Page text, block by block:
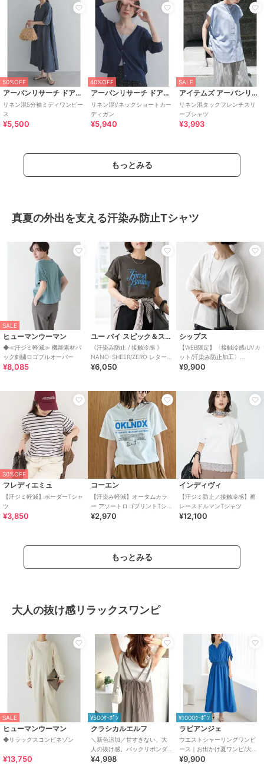
50%OFF
アーバンリサーチ ドアーズ
リネン混5分袖ミディワンピー
ス
¥5,500
40%OFF
アーバンリサーチ ドアーズ
リネン混Vネックショートカー
ディガン
¥5,940
SALE
アイテムズ アーバンリサーチ
リネン混タックフレンチスリ
ーブシャツ
¥3,993
もっとみる
真夏の外出を支える汗染み防止Tシャツ
SALE
ヒューマンウーマン
◆≪汗ジミ軽減≫ 機能素材バ
ック刺繍ロゴプルオーバー
¥8,085
ユー バイ スピック＆スパン
《汗染み防止 / 接触冷感 》
NANO-SHEER/ZERO レターロ
ゴTEE
¥6,050
シップス
【WEB限定】〈接触冷感/UVカ
ット/汗染み防止加工〉
FUNCTION 袖 レース プルオ
¥9,900
30%OFF
フレディエミュ
【汗ジミ軽減】ボーダーTシャ
ツ
¥3,850
コーエン
【汗染み軽減】オータムカラ
ー アソートロゴプリントTシャ
ツ
¥2,970
インディヴィ
【汗ジミ防止／接触冷感】裾
レースドルマンTシャツ
¥12,100
もっとみる
大人の抜け感リラックスワンピ
SALE
ヒューマンウーマン
◆リラックスコンビネゾン
¥13,750
¥500ｸｰﾎﾟﾝ
クラシカルエルフ
＼新色追加／甘すぎない、大
人の抜け感。バックリボンダ
ブルストラッププリーツキャ
¥4,998
¥1000ｸｰﾎﾟﾝ
ラビアンジェ
ウエストシャーリングワンピ
ース｜お出かけ夏ワンピ/大人
リラックス/細見え/サラッと涼
¥9,900